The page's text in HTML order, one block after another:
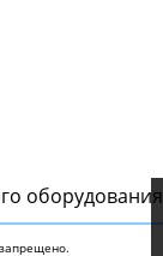
оборудования